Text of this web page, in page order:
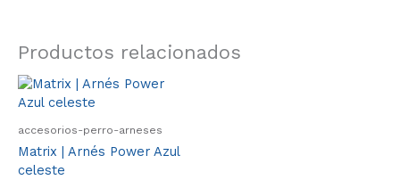
Productos relacionados
accesorios-perro-arneses
Matrix | Arnés Power Azul
celeste
Rango
desde
hasta
variantes.